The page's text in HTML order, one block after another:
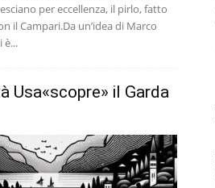
per eccellenza, il pirlo, fatto
il Campari.Da un’idea di Marco
è...
Usa«scopre» il Garda